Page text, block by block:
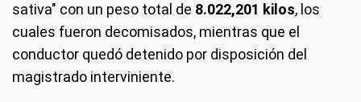
sativa" con un peso total de 8.022,201 kilos, los
cuales fueron decomisados, mientras que el
conductor quedó detenido por disposición del
magistrado interviniente.